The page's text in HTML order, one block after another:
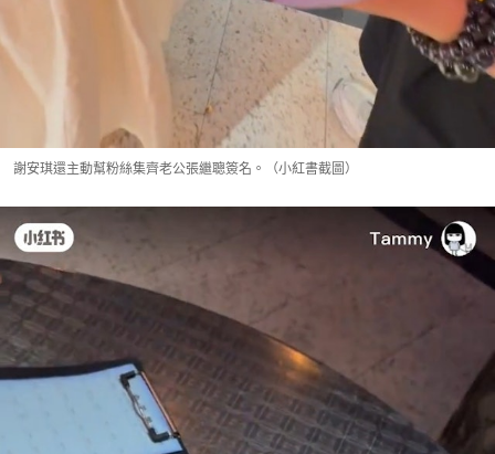
謝安琪還主動幫粉絲集齊老公張繼聰簽名。（小紅書截圖）